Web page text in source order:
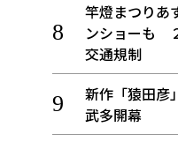
竿燈まつりあ
ンショーも
交通規制
新作「猿田彦
武多開幕